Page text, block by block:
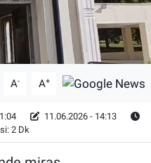
A- A+
11.06.2026 - 14:13
2 Dk